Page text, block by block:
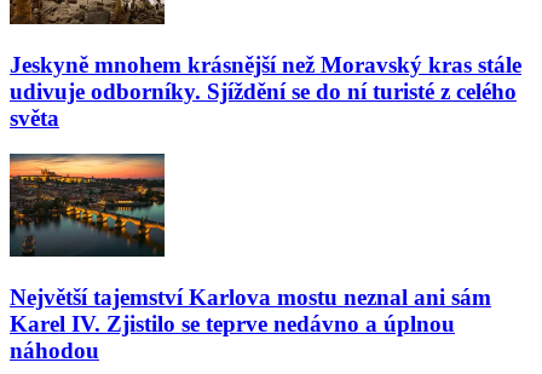
Jeskyně mnohem krásnější než Moravský kras stále
udivuje odborníky. Sjíždění se do ní turisté z celého
světa
Největší tajemství Karlova mostu neznal ani sám
Karel IV. Zjistilo se teprve nedávno a úplnou
náhodou